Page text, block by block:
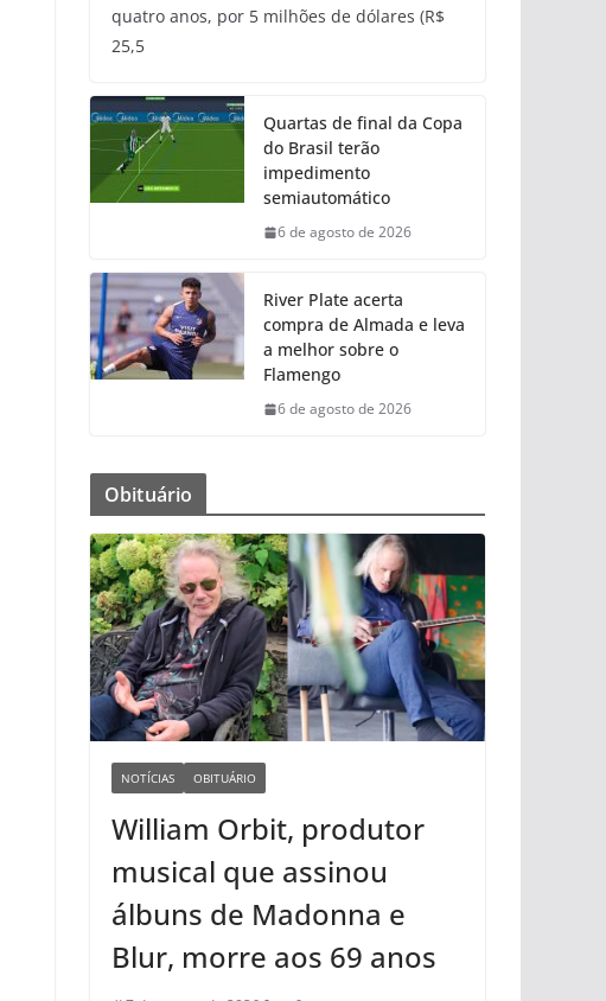
quatro anos, por 5 milhões de dólares (R$
25,5
Quartas de final da Copa
do Brasil terão
impedimento
semiautomático
6 de agosto de 2026
River Plate acerta
compra de Almada e leva
a melhor sobre o
Flamengo
6 de agosto de 2026
Obituário
NOTÍCIAS OBITUÁRIO
William Orbit, produtor
musical que assinou
álbuns de Madonna e
Blur, morre aos 69 anos